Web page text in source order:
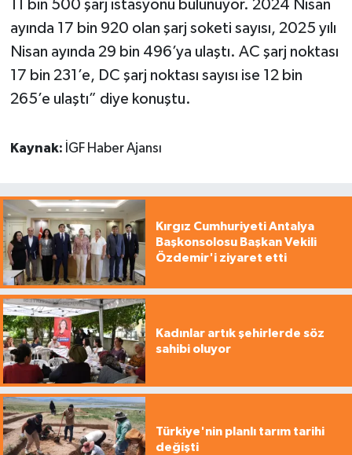
11 bin 500 şarj istasyonu bulunuyor. 2024 Nisan
ayında 17 bin 920 olan şarj soketi sayısı, 2025 yılı
Nisan ayında 29 bin 496’ya ulaştı. AC şarj noktası
17 bin 231’e, DC şarj noktası sayısı ise 12 bin
265’e ulaştı” diye konuştu.
Kaynak: İGF Haber Ajansı
Kırgız Cumhuriyeti Antalya
Başkonsolosu Başkan Vekili
Özdemir'i ziyaret etti
Kadınlar artık şehirlerde söz
sahibi oluyor
Türkiye'nin planlı tarım tarihi
değişti